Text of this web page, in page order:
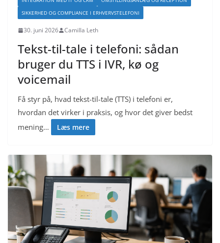
SIKKERHED OG COMPLIANCE I ERHVERVSTELEFONI
30. juni 2026 Camilla Leth
Tekst-til-tale i telefoni: sådan
bruger du TTS i IVR, kø og
voicemail
Få styr på, hvad tekst-til-tale (TTS) i telefoni er,
hvordan det virker i praksis, og hvor det giver bedst
mening…
Læs mere